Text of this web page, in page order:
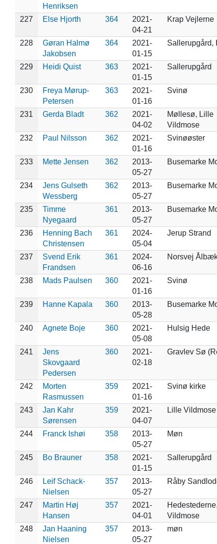
Henriksen
227 Else Hjorth 364
2021-
04-21
Krap Vejlerne
228
Gøran Halmø
Jakobsen
364
2021-
01-15
Sallerupgård,
229 Heidi Quist 363
2021-
01-15
Sallerupgård
230
Freya Mørup-
Petersen
363
2021-
01-16
Svinø
231 Gerda Bladt 362
2021-
04-02
Møllesø, Lille
Vildmose
232
Paul Nilsson 362
2021-
01-16
Svinøøster
233 Mette Jensen 362
2013-
05-27
Busemarke
234
Jens Gulseth
Wessberg
362
2013-
05-27
Busemarke
235
Timme
Nyegaard
361
2013-
05-27
Busemarke
236
Henning Bach
Christensen
361
2024-
05-04
Jerup Strand
237
Svend Erik
Frandsen
361
2024-
06-16
Norsvej
238 Mads Paulsen 360
2021-
01-16
Svinø
239 Hanne Kapala 360
2013-
05-28
Busemarke
240 Agnete Boje 360
2021-
05-08
Hulsig Hede
241
Jens
Skovgaard
Pedersen
360
2021-
02-18
Gravlev Sø
242
Morten
Rasmussen
359
2021-
01-16
Svinø kirke
243
Jan Kahr
Sørensen
359
2021-
04-07
Lille Vildmose
244 Franck Ishøi 358
2013-
05-27
Møn
245 Bo Brauner 358
2021-
01-15
Sallerupgård
246
Leif Schack-
Nielsen
357
2013-
05-27
Råby
247
Martin Høj
Hansen
357
2021-
04-01
Vildmose
248
Jan Haaning
Nielsen
357
2013-
05-27
møn